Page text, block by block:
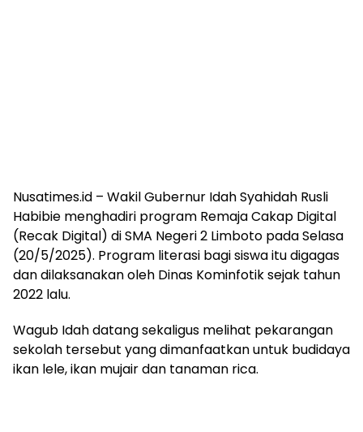
Nusatimes.id – Wakil Gubernur Idah Syahidah Rusli
Habibie menghadiri program Remaja Cakap Digital
(Recak Digital) di SMA Negeri 2 Limboto pada Selasa
(20/5/2025). Program literasi bagi siswa itu digagas
dan dilaksanakan oleh Dinas Kominfotik sejak tahun
2022 lalu.
Wagub Idah datang sekaligus melihat pekarangan
sekolah tersebut yang dimanfaatkan untuk budidaya
ikan lele, ikan mujair dan tanaman rica.